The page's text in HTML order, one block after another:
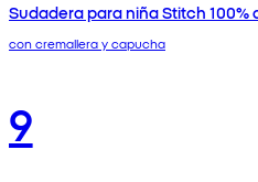
Sudadera para niña Stitch 100%
con cremallera y capucha
9